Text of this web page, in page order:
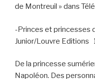
de Montreuil » dans
-Princes et princesses
Junior/Louvre Editions
De la princesse
Napoléon. Des